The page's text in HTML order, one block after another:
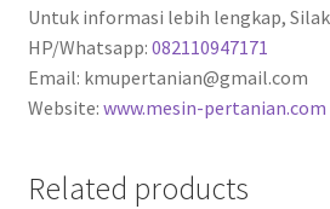
Untuk informasi lebih lengkap,
HP/Whatsapp: 082110947171
Email: kmupertanian@gmail.com
Website: www.mesin-pertanian.com
Related products